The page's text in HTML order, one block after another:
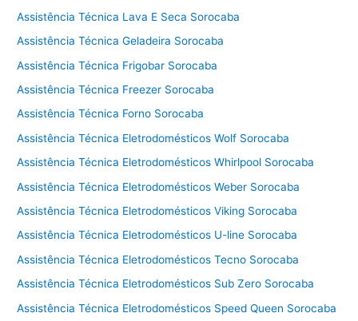
Assistência Técnica Lava E Seca Sorocaba
Assistência Técnica Geladeira Sorocaba
Assistência Técnica Frigobar Sorocaba
Assistência Técnica Freezer Sorocaba
Assistência Técnica Forno Sorocaba
Assistência Técnica Eletrodomésticos Wolf Sorocaba
Assistência Técnica Eletrodomésticos Whirlpool Sorocaba
Assistência Técnica Eletrodomésticos Weber Sorocaba
Assistência Técnica Eletrodomésticos Viking Sorocaba
Assistência Técnica Eletrodomésticos U-line Sorocaba
Assistência Técnica Eletrodomésticos Tecno Sorocaba
Assistência Técnica Eletrodomésticos Sub Zero Sorocaba
Assistência Técnica Eletrodomésticos Speed Queen Sorocaba